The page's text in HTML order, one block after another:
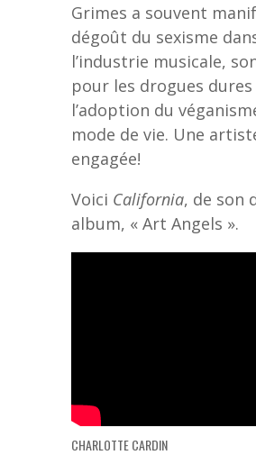
Grimes a souvent
dégoût du sexisme
l’industrie musicale,
pour les drogues
l’adoption du
mode de vie. Une
engagée!
Voici California, de son
album, « Art Angels ».
CHARLOTTE CARDIN